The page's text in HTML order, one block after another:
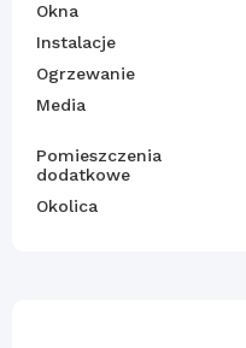
Okna
Instalacje
Ogrzewanie
Media
Pomieszczenia
dodatkowe
Okolica